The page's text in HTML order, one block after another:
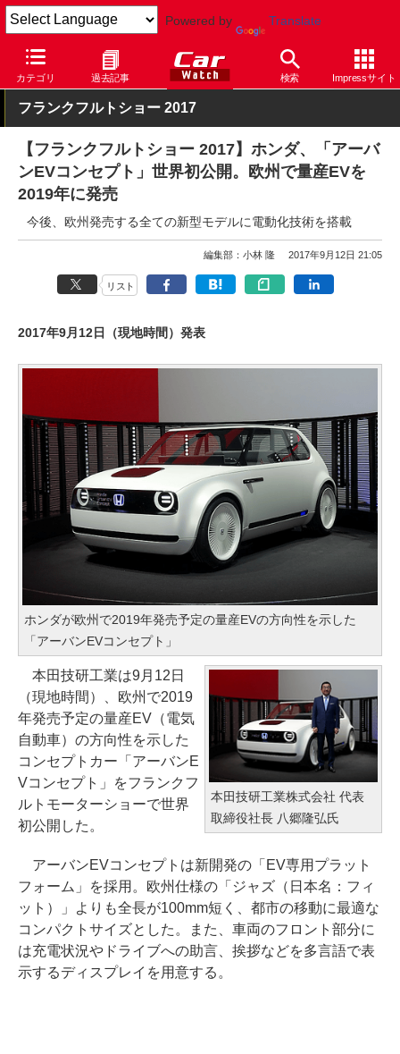
Powered by Translate
カテゴリ 過去記事 検索 Impressサイト
Car Watch イベント フランクフルトショー 2017
フランクフルトショー 2017
【フランクフルトショー 2017】ホンダ、「アーバ
ンEVコンセプト」世界初公開。欧州で量産EVを
2019年に発売
今後、欧州発売する全ての新型モデルに電動化技術を搭載
編集部：小林 隆 2017年9月12日 21:05
リスト
2017年9月12日（現地時間）発表
ホンダが欧州で2019年発売予定の量産EVの方向性を示した
「アーバンEVコンセプト」
本田技研工業株式会社 代表
取締役社長 八郷隆弘氏
本田技研工業は9月12日
（現地時間）、欧州で2019
年発売予定の量産EV（電気
自動車）の方向性を示した
コンセプトカー「アーバンE
Vコンセプト」をフランクフ
ルトモーターショーで世界
初公開した。
アーバンEVコンセプトは新開発の「EV専用プラット
フォーム」を採用。欧州仕様の「ジャズ（日本名：フィ
ット）」よりも全長が100mm短く、都市の移動に最適な
コンパクトサイズとした。また、車両のフロント部分に
は充電状況やドライブへの助言、挨拶などを多言語で表
示するディスプレイを用意する。